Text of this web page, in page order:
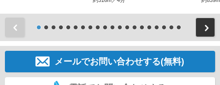
メールでお問い合わせする(無料)